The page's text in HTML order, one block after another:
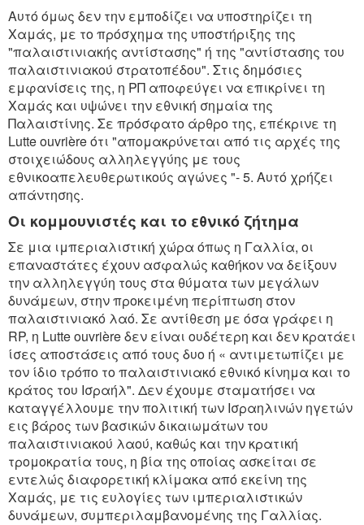
Αυτό όμως δεν την εμποδίζει να υποστηρίζει τη
Χαμάς, με το πρόσχημα της υποστήριξης της
"παλαιστινιακής αντίστασης" ή της "αντίστασης του
παλαιστινιακού στρατοπέδου". Στις δημόσιες
εμφανίσεις της, η ΡΠ αποφεύγει να επικρίνει τη
Χαμάς και υψώνει την εθνική σημαία της
Παλαιστίνης. Σε πρόσφατο άρθρο της, επέκρινε τη
Lutte ouvrière ότι "απομακρύνεται από τις αρχές της
στοιχειώδους αλληλεγγύης με τους
εθνικοαπελευθερωτικούς αγώνες "- 5. Αυτό χρήζει
απάντησης.
Οι κομμουνιστές και το εθνικό ζήτημα
Σε μια ιμπεριαλιστική χώρα όπως η Γαλλία, οι
επαναστάτες έχουν ασφαλώς καθήκον να δείξουν
την αλληλεγγύη τους στα θύματα των μεγάλων
δυνάμεων, στην προκειμένη περίπτωση στον
παλαιστινιακό λαό. Σε αντίθεση με όσα γράφει η
RP, η Lutte ouvrière δεν είναι ουδέτερη και δεν κρατάει
ίσες αποστάσεις από τους δυο ή « αντιμετωπίζει με
τον ίδιο τρόπο το παλαιστινιακό εθνικό κίνημα και το
κράτος του Ισραήλ". Δεν έχουμε σταματήσει να
καταγγέλλουμε την πολιτική των Ισραηλινών ηγετών
εις βάρος των βασικών δικαιωμάτων του
παλαιστινιακού λαού, καθώς και την κρατική
τρομοκρατία τους, η βία της οποίας ασκείται σε
εντελώς διαφορετική κλίμακα από εκείνη της
Χαμάς, με τις ευλογίες των ιμπεριαλιστικών
δυνάμεων, συμπεριλαμβανομένης της Γαλλίας.